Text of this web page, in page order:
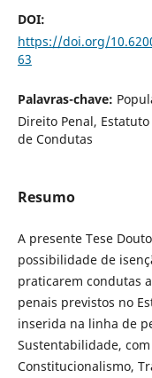
DOI:
https://doi.org/
63
Palavras-chave:
Direito Penal,
de Condutas
Resumo
A presente Tese
possibilidade de
praticarem condutas
penais previstos no
inserida na linha de
Sustentabilida­de,
Constitucionalismo,